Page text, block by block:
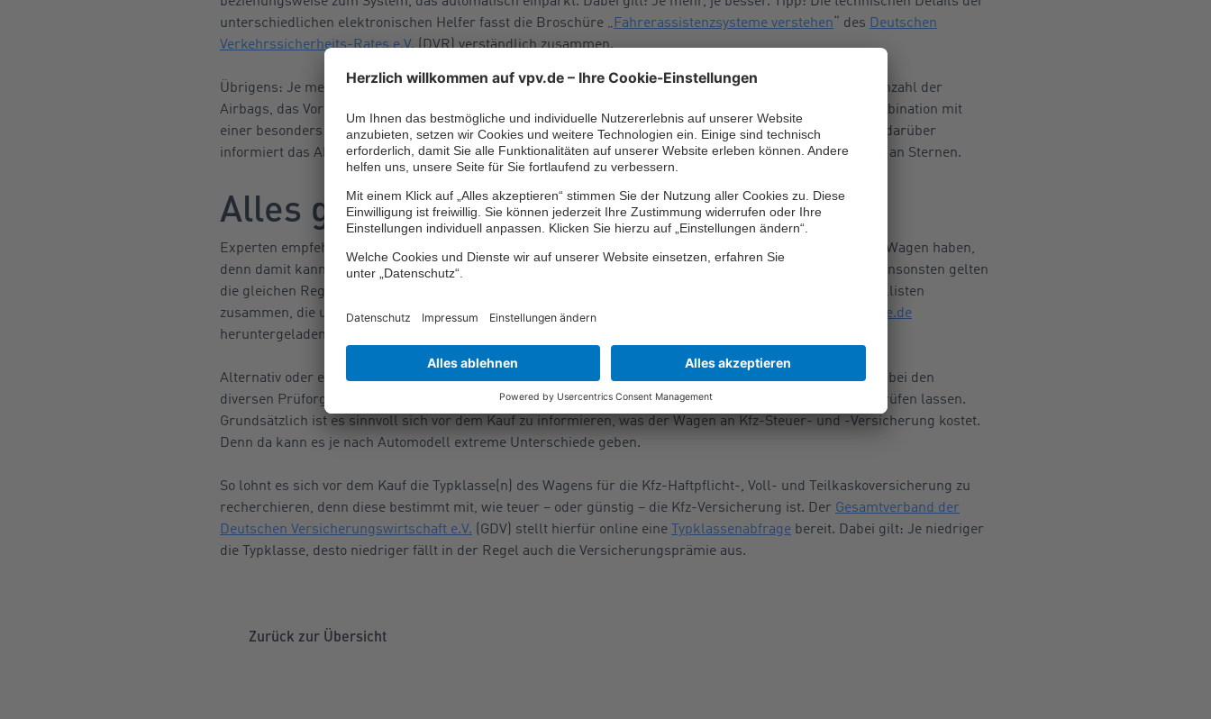
unterschiedlichen elektronischen Helfer fasst die Broschüre „Fahrerassistenzsysteme verstehen“ des Deutschen
Verkehrssicherheits-Rates e.V.(DVR) verständlich zusammen.
Übrigens: Je mehr, je besser gilt auch für die passive Sicherheitsausstattung, also zum Beispiel für die Anzahl der
Airbags, das Vorhandensein eines Gurtstraffers oder für eine energieabsorbierende Knautschzone in Kombination mit
einer besonders stabilen Fahrgastzelle. Ob ein Fahrzeug bei einem Crash gut oder schlecht abschneidet, darüber
informiert das Abschneiden imEuro NCAP-Crashtestund die Bewertung mit der entsprechenden Anzahl an Sternen.
Alles gecheckt?
Experten empfehlen bei Anfängerautos ein gutes Mittelmaß bei der Leistung. So um die 100 PS sollte der Wagen haben,
denn damit kann man einerseits sicher überholen, andererseits verleiten diese Autos kaum zum Rasen. Ansonsten gelten
die gleichen Regeln wie bei jedem anderen Gebrauchtwagenkauf. Worauf man achten sollte, fassen Checklisten
zusammen, die unter anderem bei den gängigen Gebrauchtwagenportalen wie
Mobile.de
heruntergeladen werden können.
Alternativ oder ergänzend hierzu kann man das Wunschfahrzeug beispielsweise in Fachwerkstätten oder bei den
diversen Prüforganisationen wie der
Dekra e.V.oder demTechnischen Überwachungsverein
(TÜV) überprüfen lassen.
Grundsätzlich ist es sinnvoll sich vor dem Kauf zu informieren, was der Wagen an Kfz-Steuer- und -Versicherung kostet.
Denn da kann es je nach Automodell extreme Unterschiede geben.
So lohnt es sich vor dem Kauf die Typklasse(n) des Wagens für die Kfz-Haftpflicht-, Voll- und Teilkaskoversicherung zu
recherchieren, denn diese bestimmt mit, wie teuer – oder günstig – die Kfz-Versicherung ist. Der Gesamtverband der
Deutschen Versicherungswirtschaft e.V. (GDV) stellt hierfür online eine Typklassenabfrage bereit. Dabei gilt: Je niedriger
die Typklasse, desto niedriger fällt in der Regel auch die Versicherungsprämie aus.
Zurück zur Übersicht